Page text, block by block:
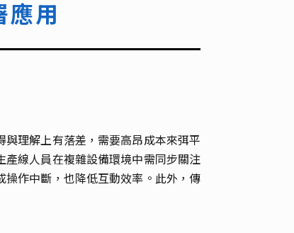
應用
理解上有落差，需要高昂成本來弭平
線人員在複雜設備環境中需同步關注
作中斷，也降低互動效率。此外，傳